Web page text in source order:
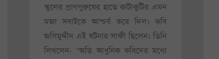
স্কুলের প্রাণপুরুষের হাতে কাটাকুটির এমন
মজা সবাইকে আশ্চর্য করে দিল। কবি
জসিমুদ্দীন এই ঘটনার সাক্ষী ছিলেন। তিনি
লিখলেন- ‘অতি আধুনিক কবিদের মধ্যে